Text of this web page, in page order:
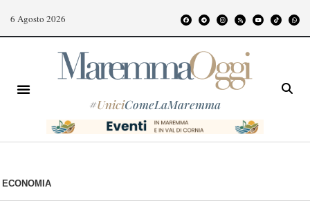
6 Agosto 2026
#UniciComeLaMaremma
ECONOMIA